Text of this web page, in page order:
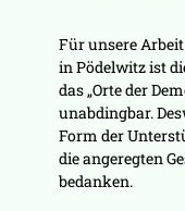
Für unsere
in Pödelwitz ist
das „Orte der
unabdingbar.
Form der
die angeregten
bedanken.